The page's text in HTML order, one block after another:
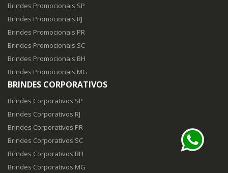
Brindes Promocionais SP
Brindes Promocionais RJ
Brindes Promocionais PR
Brindes Promocionais SC
Brindes Promocionais BH
Brindes Promocionais MG
BRINDES CORPORATIVOS
Brindes Corporativos SP
Brindes Corporativos RJ
Brindes Corporativos PR
Brindes Corporativos SC
Brindes Corporativos BH
Brindes Corporativos MG